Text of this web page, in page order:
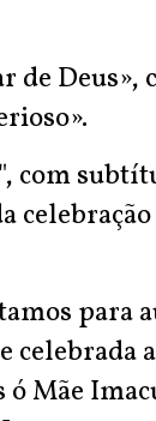
de
com
celebração
para
celebrada
Mãe